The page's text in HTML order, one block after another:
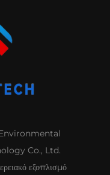
Environmental
Co., Ltd.
εξοπλισμό